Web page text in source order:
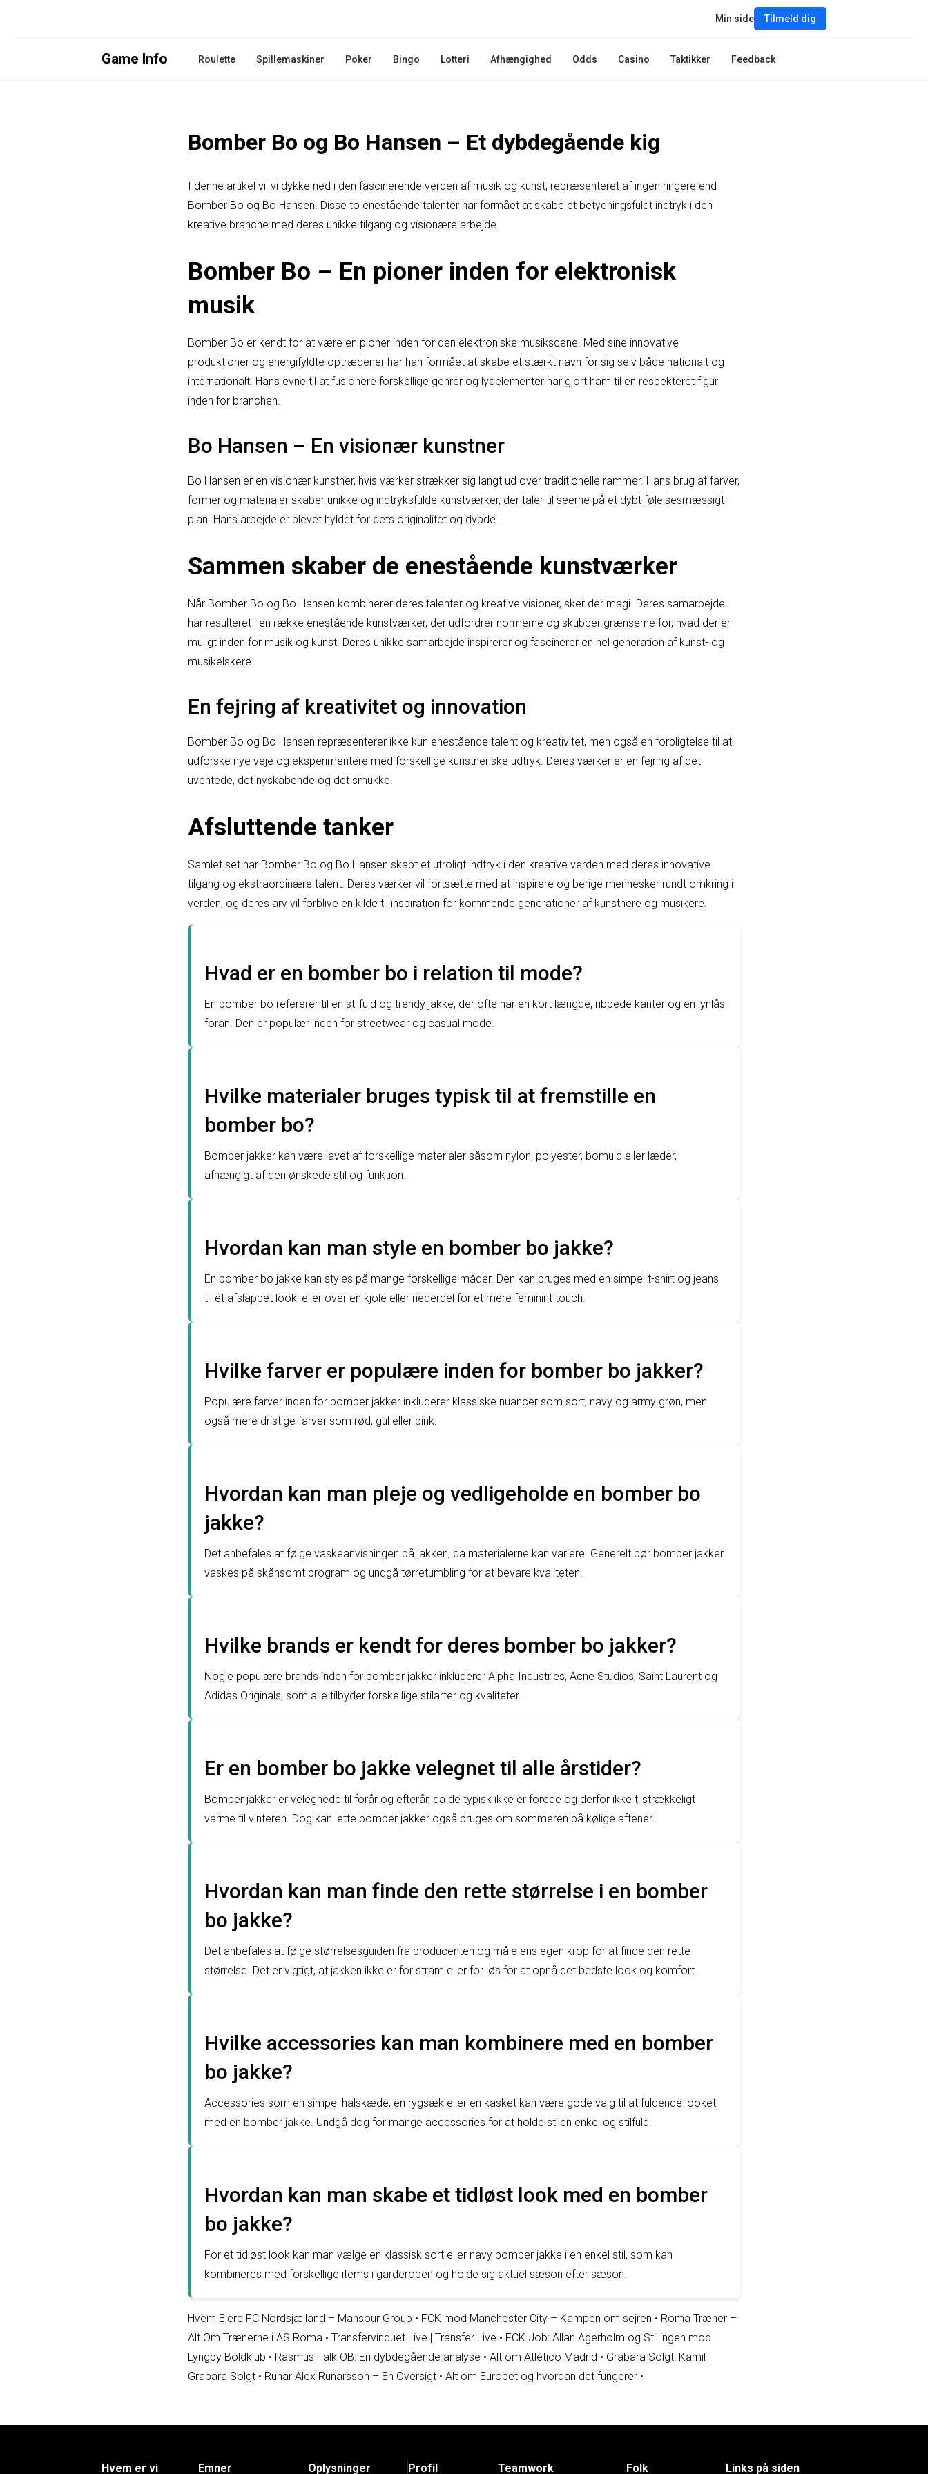
Game Info Roulette Spillemaskiner Poker Bingo Lotteri Afhængighed Odds Casino Taktikker Feedback
Min side Tilmeld dig
Bomber Bo og Bo Hansen – Et dybdegående kig
I denne artikel vil vi dykke ned i den fascinerende verden af musik og kunst, repræsenteret af ingen ringere end
Bomber Bo og Bo Hansen. Disse to enestående talenter har formået at skabe et betydningsfuldt indtryk i den
kreative branche med deres unikke tilgang og visionære arbejde.
Bomber Bo – En pioner inden for elektronisk
musik
Bomber Bo er kendt for at være en pioner inden for den elektroniske musikscene. Med sine innovative
produktioner og energifyldte optrædener har han formået at skabe et stærkt navn for sig selv både nationalt og
internationalt. Hans evne til at fusionere forskellige genrer og lydelementer har gjort ham til en respekteret figur
inden for branchen.
Bo Hansen – En visionær kunstner
Bo Hansen er en visionær kunstner, hvis værker strækker sig langt ud over traditionelle rammer. Hans brug af farver,
former og materialer skaber unikke og indtryksfulde kunstværker, der taler til seerne på et dybt følelsesmæssigt
plan. Hans arbejde er blevet hyldet for dets originalitet og dybde.
Sammen skaber de enestående kunstværker
Når Bomber Bo og Bo Hansen kombinerer deres talenter og kreative visioner, sker der magi. Deres samarbejde
har resulteret i en række enestående kunstværker, der udfordrer normerne og skubber grænserne for, hvad der er
muligt inden for musik og kunst. Deres unikke samarbejde inspirerer og fascinerer en hel generation af kunst- og
musikelskere.
En fejring af kreativitet og innovation
Bomber Bo og Bo Hansen repræsenterer ikke kun enestående talent og kreativitet, men også en forpligtelse til at
udforske nye veje og eksperimentere med forskellige kunstneriske udtryk. Deres værker er en fejring af det
uventede, det nyskabende og det smukke.
Afsluttende tanker
Samlet set har Bomber Bo og Bo Hansen skabt et utroligt indtryk i den kreative verden med deres innovative
tilgang og ekstraordinære talent. Deres værker vil fortsætte med at inspirere og berige mennesker rundt omkring i
verden, og deres arv vil forblive en kilde til inspiration for kommende generationer af kunstnere og musikere.
Hvad er en bomber bo i relation til mode?
En bomber bo refererer til en stilfuld og trendy jakke, der ofte har en kort længde, ribbede kanter og en lynlås
foran. Den er populær inden for streetwear og casual mode.
Hvilke materialer bruges typisk til at fremstille en
bomber bo?
Bomber jakker kan være lavet af forskellige materialer såsom nylon, polyester, bomuld eller læder,
afhængigt af den ønskede stil og funktion.
Hvordan kan man style en bomber bo jakke?
En bomber bo jakke kan styles på mange forskellige måder. Den kan bruges med en simpel t-shirt og jeans
til et afslappet look, eller over en kjole eller nederdel for et mere feminint touch.
Hvilke farver er populære inden for bomber bo jakker?
Populære farver inden for bomber jakker inkluderer klassiske nuancer som sort, navy og army grøn, men
også mere dristige farver som rød, gul eller pink.
Hvordan kan man pleje og vedligeholde en bomber bo
jakke?
Det anbefales at følge vaskeanvisningen på jakken, da materialerne kan variere. Generelt bør bomber jakker
vaskes på skånsomt program og undgå tørretumbling for at bevare kvaliteten.
Hvilke brands er kendt for deres bomber bo jakker?
Nogle populære brands inden for bomber jakker inkluderer Alpha Industries, Acne Studios, Saint Laurent og
Adidas Originals, som alle tilbyder forskellige stilarter og kvaliteter.
Er en bomber bo jakke velegnet til alle årstider?
Bomber jakker er velegnede til forår og efterår, da de typisk ikke er forede og derfor ikke tilstrækkeligt
varme til vinteren. Dog kan lette bomber jakker også bruges om sommeren på kølige aftener.
Hvordan kan man finde den rette størrelse i en bomber
bo jakke?
Det anbefales at følge størrelsesguiden fra producenten og måle ens egen krop for at finde den rette
størrelse. Det er vigtigt, at jakken ikke er for stram eller for løs for at opnå det bedste look og komfort.
Hvilke accessories kan man kombinere med en bomber
bo jakke?
Accessories som en simpel halskæde, en rygsæk eller en kasket kan være gode valg til at fuldende looket
med en bomber jakke. Undgå dog for mange accessories for at holde stilen enkel og stilfuld.
Hvordan kan man skabe et tidløst look med en bomber
bo jakke?
For et tidløst look kan man vælge en klassisk sort eller navy bomber jakke i en enkel stil, som kan
kombineres med forskellige items i garderoben og holde sig aktuel sæson efter sæson.
Hvem Ejere FC Nordsjælland – Mansour Group • FCK mod Manchester City – Kampen om sejren • Roma Træner –
Alt Om Trænerne i AS Roma • Transfervinduet Live | Transfer Live • FCK Job: Allan Agerholm og Stillingen mod
Lyngby Boldklub • Rasmus Falk OB: En dybdegående analyse • Alt om Atlético Madrid • Grabara Solgt: Kamil
Grabara Solgt • Runar Alex Runarsson – En Oversigt • Alt om Eurobet og hvordan det fungerer •
Hvem er vi Emner Oplysninger Profil Teamwork Folk Links på siden